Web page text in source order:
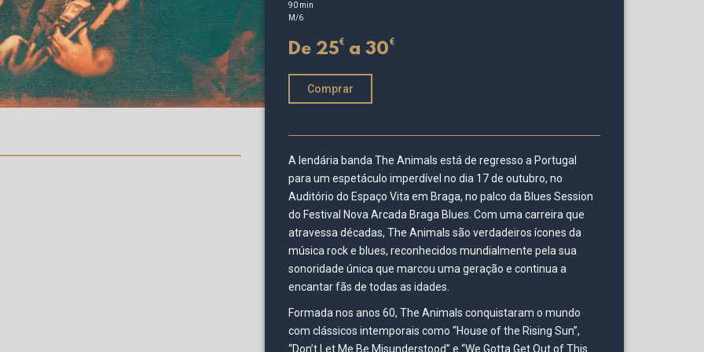
90 min
M/6
De 25€a 30€
Comprar
A lendária banda The Animals está de regresso a Portugal
para um espetáculo imperdível no dia 17 de outubro, no
Auditório do Espaço Vita em Braga, no palco da Blues Session
do Festival Nova Arcada Braga Blues. Com uma carreira que
atravessa décadas, The Animals são verdadeiros ícones da
música rock e blues, reconhecidos mundialmente pela sua
sonoridade única que marcou uma geração e continua a
encantar fãs de todas as idades.
Formada nos anos 60, The Animals conquistaram o mundo
com clássicos intemporais como “House of the Rising Sun”,
“Don’t Let Me Be Misunderstood” e “We Gotta Get Out of This